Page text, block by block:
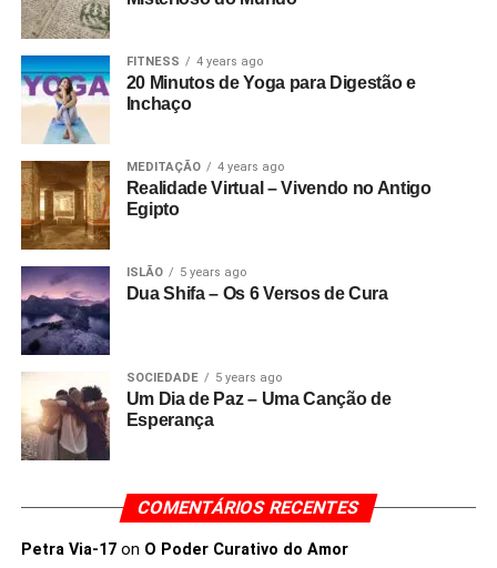
FITNESS 4 years ago
20 Minutos de Yoga para Digestão e
Inchaço
MEDITAÇÃO 4 years ago
Realidade Virtual – Vivendo no Antigo
Egipto
ISLÃO 5 years ago
Dua Shifa – Os 6 Versos de Cura
SOCIEDADE 5 years ago
Um Dia de Paz – Uma Canção de
Esperança
COMENTÁRIOS RECENTES
Petra Via-17on O Poder Curativo do Amor